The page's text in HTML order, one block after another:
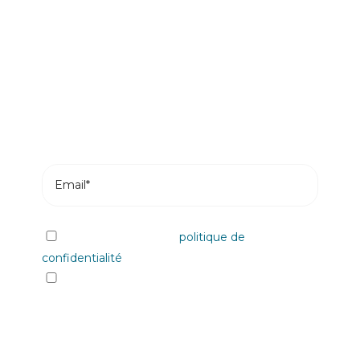
J'ai lu et j'accepte lapolitique de
confidentialité